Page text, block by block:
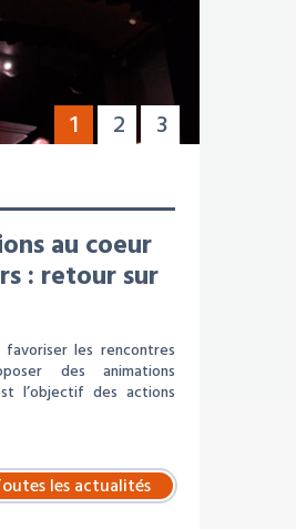
1 2 3
au coeur
: retour sur
les rencontres
des animations
l’objectif des actions
les actualités